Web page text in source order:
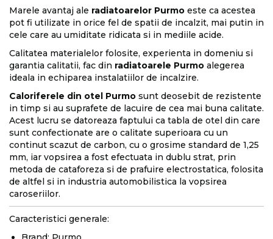
Marele avantaj ale radiatoarelor Purmo este ca acestea
pot fi utilizate in orice fel de spatii de incalzit, mai putin in
cele care au umiditate ridicata si in mediile acide.
Calitatea materialelor folosite, experienta in domeniu si
garantia calitatii, fac din radiatoarele Purmo alegerea
ideala in echiparea instalatiilor de incalzire.
Caloriferele din otel Purmo sunt deosebit de rezistente
in timp si au suprafete de lacuire de cea mai buna calitate.
Acest lucru se datoreaza faptului ca tabla de otel din care
sunt confectionate are o calitate superioara cu un
continut scazut de carbon, cu o grosime standard de 1,25
mm, iar vopsirea a fost efectuata in dublu strat, prin
metoda de cataforeza si de prafuire electrostatica, folosita
de altfel si in industria automobilistica la vopsirea
caroseriilor.
Caracteristici generale: